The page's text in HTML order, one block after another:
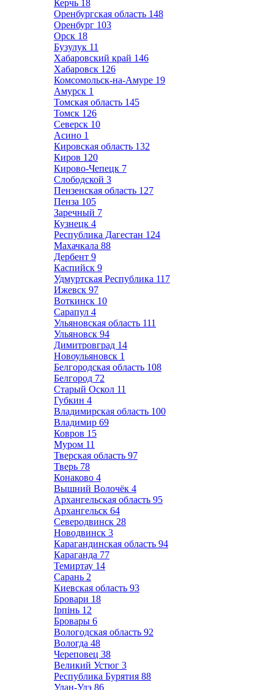
Керчь 18
Оренбургская область 148
Оренбург 103
Орск 18
Бузулук 11
Хабаровский край 146
Хабаровск 126
Комсомольск-на-Амуре 19
Амурск 1
Томская область 145
Томск 126
Северск 10
Асино 1
Кировская область 132
Киров 120
Кирово-Чепецк 7
Слободской 3
Пензенская область 127
Пенза 105
Заречный 7
Кузнецк 4
Республика Дагестан 124
Махачкала 88
Дербент 9
Каспийск 9
Удмуртская Республика 117
Ижевск 97
Воткинск 10
Сарапул 4
Ульяновская область 111
Ульяновск 94
Димитровград 14
Новоульяновск 1
Белгородская область 108
Белгород 72
Старый Оскол 11
Губкин 4
Владимирская область 100
Владимир 69
Ковров 15
Муром 11
Тверская область 97
Тверь 78
Конаково 4
Вышний Волочёк 4
Архангельская область 95
Архангельск 64
Северодвинск 28
Новодвинск 3
Карагандинская область 94
Караганда 77
Темиртау 14
Сарань 2
Киевская область 93
Бровари 18
Ірпінь 12
Бровары 6
Вологодская область 92
Вологда 48
Череповец 38
Великий Устюг 3
Республика Бурятия 88
Улан-Удэ 86